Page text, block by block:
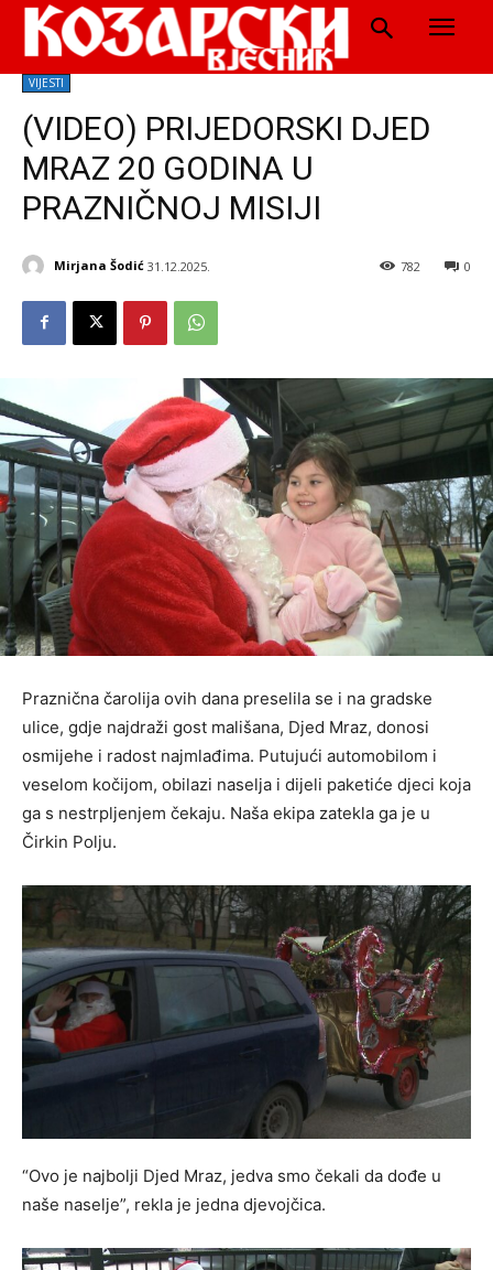
VIJESTI
(VIDEO) PRIJEDORSKI DJED
MRAZ 20 GODINA U
PRAZNIČNOJ MISIJI
Mirjana Šodić 31.12.2025. 0
782
Praznična čarolija ovih dana preselila se i na gradske
ulice, gdje najdraži gost mališana, Djed Mraz, donosi
osmijehe i radost najmlađima. Putujući automobilom i
veselom kočijom, obilazi naselja i dijeli paketiće djeci koja
ga s nestrpljenjem čekaju. Naša ekipa zatekla ga je u
Čirkin Polju.
“Ovo je najbolji Djed Mraz, jedva smo čekali da dođe u
naše naselje”, rekla je jedna djevojčica.